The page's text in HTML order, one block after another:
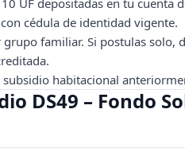
UF depositadas en tu cuenta
cédula de identidad vigente.
grupo familiar. Si postulas solo,
habitacional
DS49 – Fondo